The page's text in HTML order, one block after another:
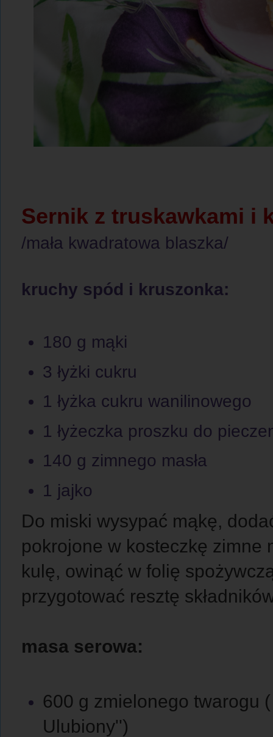
Sernik z truskawkami i
/mała kwadratowa blaszka/
kruchy spód i kruszonka:
180 g mąki
3 łyżki cukru
1 łyżka cukru wanilinowego
1 łyżeczka proszku do
140 g zimnego masła
1 jajko
Do miski wysypać mąkę,
pokrojone w kosteczkę zimne
kulę, owinąć w folię
przygotować resztę
masa serowa:
600 g zmielonego twarogu
Ulubiony'')